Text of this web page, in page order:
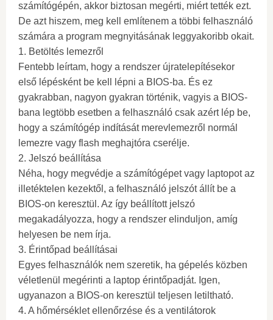
számítógépén, akkor biztosan megérti, miért tették ezt.
De azt hiszem, meg kell említenem a többi felhasználó
számára a program megnyitásának leggyakoribb okait.
1. Betöltés lemezről
Fentebb leírtam, hogy a rendszer újratelepítésekor
első lépésként be kell lépni a BIOS-ba. És ez
gyakrabban, nagyon gyakran történik, vagyis a BIOS-
bana legtöbb esetben a felhasználó csak azért lép be,
hogy a számítógép indítását merevlemezről normál
lemezre vagy flash meghajtóra cserélje.
2. Jelszó beállítása
Néha, hogy megvédje a számítógépet vagy laptopot az
illetéktelen kezektől, a felhasználó jelszót állít be a
BIOS-on keresztül. Az így beállított jelszó
megakadályozza, hogy a rendszer elinduljon, amíg
helyesen be nem írja.
3. Érintőpad beállításai
Egyes felhasználók nem szeretik, ha gépelés közben
véletlenül megérinti a laptop érintőpadját. Igen,
ugyanazon a BIOS-on keresztül teljesen letiltható.
4. A hőmérséklet ellenőrzése és a ventilátorok